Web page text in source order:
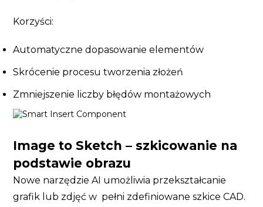
Korzyści:
Automatyczne dopasowanie elementów
Skrócenie procesu tworzenia złożeń
Zmniejszenie liczby błędów montażowych
Image to Sketch – szkicowanie na
podstawie obrazu
Nowe narzędzie AI umożliwia przekształcanie
grafik lub zdjęć w pełni zdefiniowane szkice CAD.